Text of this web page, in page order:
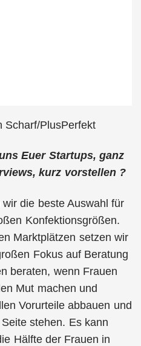
Scharf/PlusPerfekt
Euer Startups, ganz
kurz vorstellen ?
wir die beste Auswahl für
Konfektionsgrößen.
Marktplätzen setzen wir
Fokus auf Beratung
beraten, wenn Frauen
Mut machen und
Vorurteile abbauen und
stehen. Es kann
Hälfte der Frauen in